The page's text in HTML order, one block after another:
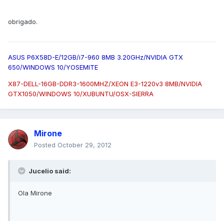
obrigado.
ASUS P6X58D-E/12GB/i7-960 8MB 3.20GHz/NVIDIA GTX
650/WINDOWS 10/YOSEMITE
X87-DELL-16GB-DDR3-1600MHZ/XEON E3-1220v3 8MB/NVIDIA
GTX1050/WINDOWS 10/XUBUNTU/OSX-SIERRA
Mirone
Posted October 29, 2012
Jucelio said:
Ola Mirone